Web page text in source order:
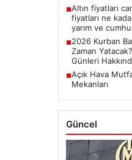
■Altın fiyatları
fiyatları ne
yarım ve
■2026 Kurban
Zaman
Günleri
■Açık Hava
Mekanları
Güncel